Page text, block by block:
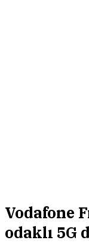
Vodafone
odaklı 5G